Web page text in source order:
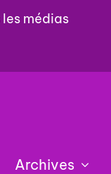
les médias
Archives